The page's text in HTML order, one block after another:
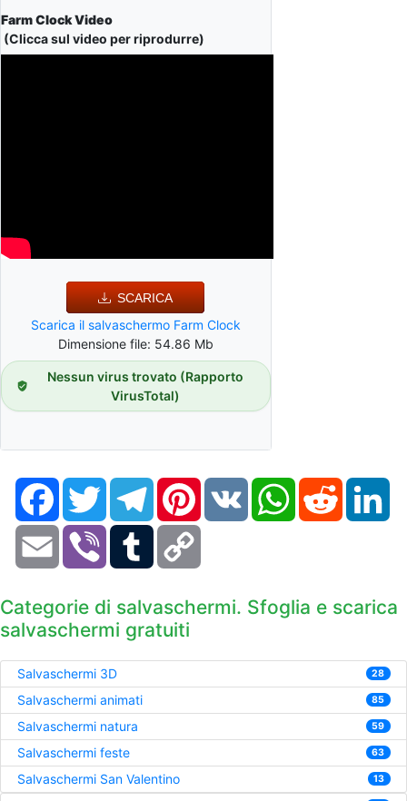
Farm Clock Video
(Clicca sul video per riprodurre)
SCARICA
Scarica il salvaschermo Farm Clock
Dimensione file: 54.86 Mb
Nessun virus trovato (Rapporto
VirusTotal)
FacebookTwitter TelegramPinterestVK WhatsAppReddit
Email Viber Tumblr
Categorie di salvaschermi. Sfoglia e scarica
salvaschermi gratuiti
Salvaschermi 3D 28
Salvaschermi animati 85
Salvaschermi natura 59
Salvaschermi feste 63
Salvaschermi San Valentino 13